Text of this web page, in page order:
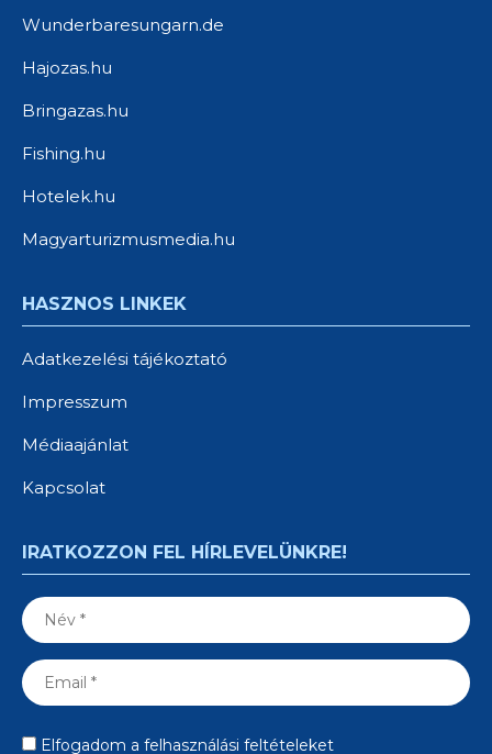
Wunderbaresungarn.de
Hajozas.hu
Bringazas.hu
Fishing.hu
Hotelek.hu
Magyarturizmusmedia.hu
HASZNOS LINKEK
Adatkezelési tájékoztató
Impresszum
Médiaajánlat
Kapcsolat
IRATKOZZON FEL HÍRLEVELÜNKRE!
Elfogadom a felhasználási feltételeket